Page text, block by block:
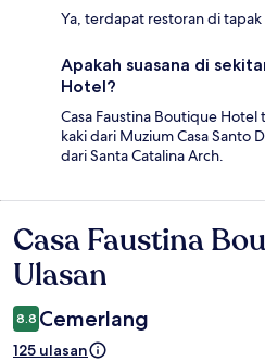
Ya, terdapat restoran di tapak
Apakah suasana di
Hotel?
Casa Faustina Boutique
kaki dari Muzium Casa Santo
dari Santa Catalina Arch.
Ulasan
Casa Faustina
Ulasan
8.8 Cemerlang
125 ulasan